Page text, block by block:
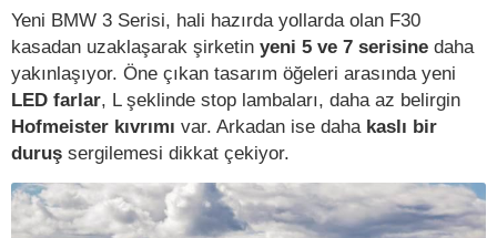
Yeni BMW 3 Serisi, hali hazırda yollarda olan F30
kasadan uzaklaşarak şirketin yeni 5 ve 7 serisine daha
yakınlaşıyor. Öne çıkan tasarım öğeleri arasında yeni
LED farlar, L şeklinde stop lambaları, daha az belirgin
Hofmeister kıvrımı var. Arkadan ise daha kaslı bir
duruş sergilemesi dikkat çekiyor.